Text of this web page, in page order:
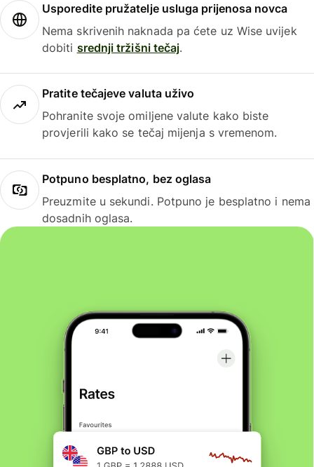
Usporedite pružatelje usluga prijenosa novca
Nema skrivenih naknada pa ćete uz Wise uvijek
dobiti srednji tržišni tečaj.
Pratite tečajeve valuta uživo
Pohranite svoje omiljene valute kako biste
provjerili kako se tečaj mijenja s vremenom.
Potpuno besplatno, bez oglasa
Preuzmite u sekundi. Potpuno je besplatno i nema
dosadnih oglasa.